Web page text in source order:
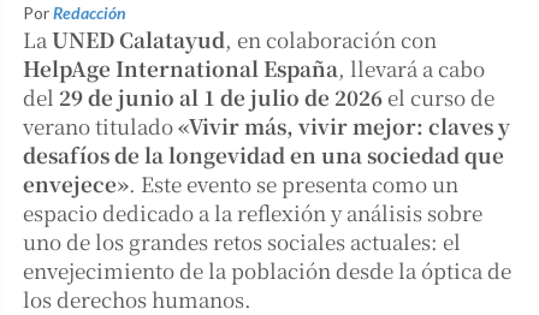
PorRedacción
La UNED Calatayud, en colaboración con
HelpAge International España, llevará a cabo
del 29 de junio al 1 de julio de 2026el curso de
verano titulado«Vivir más, vivir mejor: claves y
desafíos de la longevidad en una sociedad que
envejece». Este evento se presenta como un
espacio dedicado a la reflexión y análisis sobre
uno de los grandes retos sociales actuales: el
envejecimiento de la población desde la óptica de
los derechos humanos.